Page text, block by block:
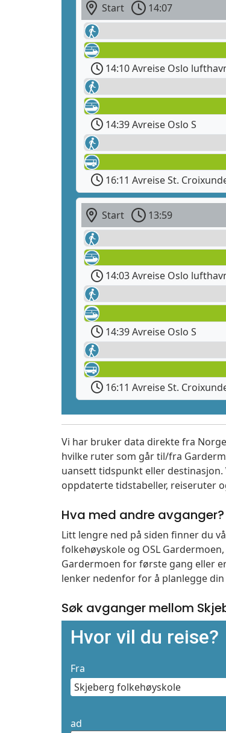
Start 14:07
14:10 Avreise Oslo
14:39 Avreise Oslo S
16:11 Avreise St.
Start 13:59
14:03 Avreise Oslo
14:39 Avreise Oslo S
16:11 Avreise St.
Vi har bruker data direkte fra
hvilke ruter som går til/fra
uansett tidspunkt eller
oppdaterte tidstabeller, reiseruter
Hva med andre avganger?
Litt lengre ned på siden finner du
folkehøyskole og OSL
Gardermoen for første gang eller
lenker nedenfor for å planlegge
Søk avganger mellom
Hvor vil du reise?
Fra
ad